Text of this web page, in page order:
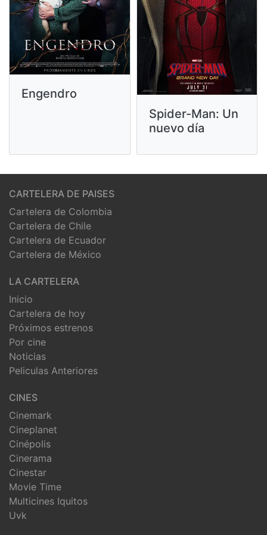
Engendro
Spider-Man: Un
nuevo día
CARTELERA DE PAISES
Cartelera de Colombia
Cartelera de Chile
Cartelera de Ecuador
Cartelera de México
LA CARTELERA
Inicio
Cartelera de hoy
Próximos estrenos
Por cine
Noticias
Peliculas Anteriores
CINES
Cinemark
Cineplanet
Cinépolis
Cinerama
Cinestar
Movie Time
Multicines Iquitos
Uvk